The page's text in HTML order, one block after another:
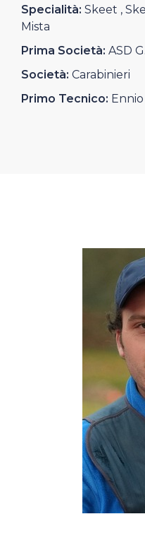
Media
Specialità: Skeet ,
Mista
Prima Società: ASD
Società: Carabinieri
Primo Tecnico: